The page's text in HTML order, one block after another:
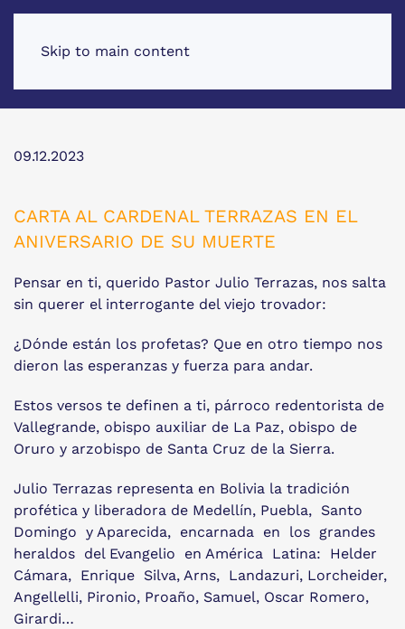
Skip to main content
09.12.2023
CARTA AL CARDENAL TERRAZAS EN EL
ANIVERSARIO DE SU MUERTE
Pensar en ti, querido Pastor Julio Terrazas, nos salta
sin querer el interrogante del viejo trovador:
¿Dónde están los profetas? Que en otro tiempo nos
dieron las esperanzas y fuerza para andar.
Estos versos te definen a ti, párroco redentorista de
Vallegrande, obispo auxiliar de La Paz, obispo de
Oruro y arzobispo de Santa Cruz de la Sierra.
Julio Terrazas representa en Bolivia la tradición
profética y liberadora de Medellín, Puebla, Santo
Domingo y Aparecida, encarnada en los grandes
heraldos del Evangelio en América Latina: Helder
Cámara, Enrique Silva, Arns, Landazuri, Lorcheider,
Angellelli, Pironio, Proaño, Samuel, Oscar Romero,
Girardi…